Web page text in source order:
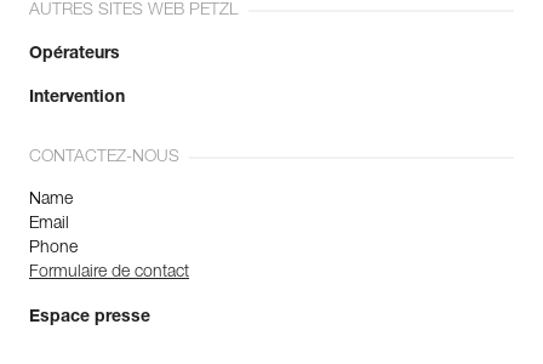
AUTRES SITES WEB PETZL
Opérateurs
Intervention
CONTACTEZ-NOUS
Name
Email
Phone
Formulaire de contact
Espace presse